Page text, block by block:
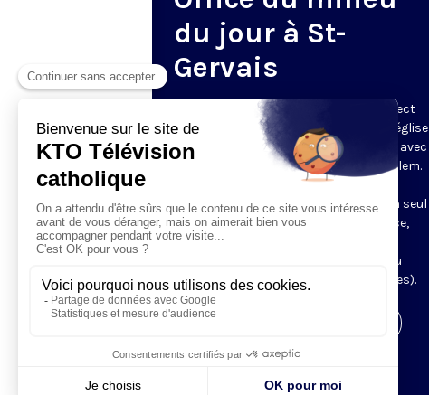
du jour à St-
Gervais
Du mardi au samedi, KTO diffuse en direct
l’office du milieu du jour, en direct de l’église
Saint-Gervais-Saint-Protais (Paris 4e), avec
les Fraternités Monastiques de Jérusalem.
L’Office du Milieu du Jour regroupe, en
particulier, «au milieu du jour» et en un seul
office, les heures monastiques de Tierce,
Sexte et None. Il permet à l’Église de
retrouver son Seigneur entre l’office du
matin (Laudes) et l’office du soir (Vêpres).